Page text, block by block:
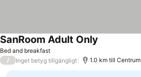
Bed and breakfast
SanRoom Adult Only
/ Inget betyg tillgängligt 1.0 km till Centrum